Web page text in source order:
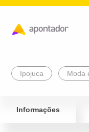
Ipojuca
Informações